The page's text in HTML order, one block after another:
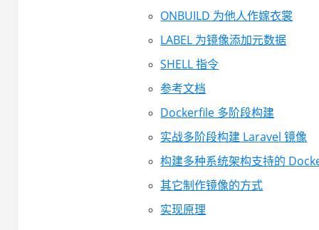
ONBUILD 为他人作嫁衣裳
LABEL 为镜像添加元数据
SHELL 指令
参考文档
Dockerfile 多阶段构建
实战多阶段构建 Laravel 镜像
构建多种系统架构支持的
其它制作镜像的方式
实现原理